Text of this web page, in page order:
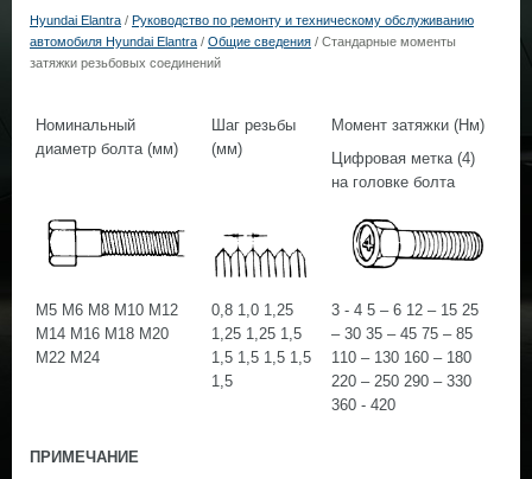
Hyundai Elantra / Руководство по ремонту и техническому обслуживанию
автомобиля Hyundai Elantra / Общие сведения / Стандарные моменты
затяжки резьбовых соединений
Номинальный
диаметр болта (мм)
Шаг резьбы
(мм)
Момент затяжки (Нм)
Цифровая метка (4)
на головке болта
М5 М6 М8 М10 М12
М14 М16 М18 М20
М22 М24
0,8 1,0 1,25
1,25 1,25 1,5
1,5 1,5 1,5 1,5
1,5
3 - 4 5 – 6 12 – 15 25
– 30 35 – 45 75 – 85
110 – 130 160 – 180
220 – 250 290 – 330
360 - 420
ПРИМЕЧАНИЕ